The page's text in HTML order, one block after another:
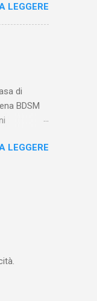
LEGGERE
di
BDSM
LEGGERE